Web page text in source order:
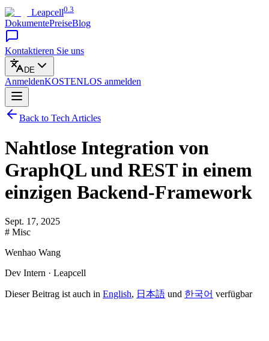
Leapcell0.3
DokumentePreiseBlog
Kontaktieren Sie uns
DE
AnmeldenKOSTENLOS anmelden
Back to Tech Articles
Nahtlose Integration von
GraphQL und REST in einem
einzigen Backend-Framework
Sept. 17, 2025
# Misc
Wenhao Wang
Dev Intern · Leapcell
Dieser Beitrag ist auch in English, 日本語 und 한국어 verfügbar